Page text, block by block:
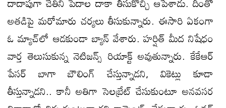
అతడిపై మరోమారు చర్యలు తీసుకున్నారు. ఈసారి ఏకంగా
ఓ మ్యాచ్​లో ఆడకుండా బ్యాన్ వేశారు. హర్షిత్ మీద నిషేధం
వార్త తెలుసుకున్న నెటిజన్స్ రియాక్ట్ అవుతున్నారు. కేకేఆర్
పేసర్ బాగా బౌలింగ్ చేస్తున్నాడని, వికెట్లు కూడా
తీస్తున్నాడని.. కానీ అతిగా సెలబ్రేట్ చేసుకుంటూ అనవసర